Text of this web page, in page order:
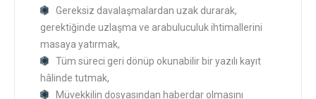
Gereksiz davalaşmalardan uzak durarak,
gerektiğinde uzlaşma ve arabuluculuk ihtimallerini
masaya yatırmak,
Tüm süreci geri dönüp okunabilir bir yazılı kayıt
hâlinde tutmak,
Müvekkilin dosyasından haberdar olmasını